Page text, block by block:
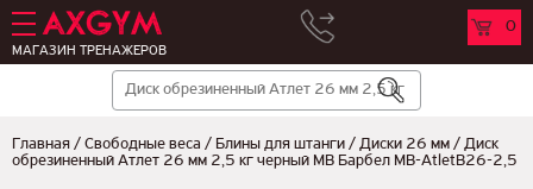
МАГАЗИН ТРЕНАЖЕРОВ
0
Главная / Свободные веса / Блины для штанги / Диски 26 мм / Диск
обрезиненный Атлет 26 мм 2,5 кг черный МВ Барбел MB-AtletB26-2,5